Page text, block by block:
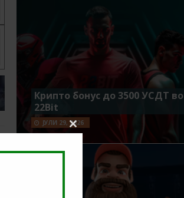
Крипто бонус до 3500 УСДТ во
22Bit
ЈУЛИ 29, 2026
Close
module